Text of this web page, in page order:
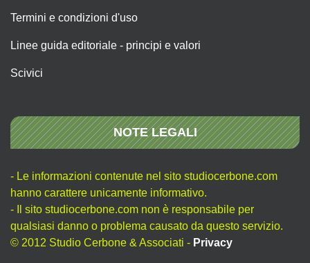
Termini e condizioni d'uso
Linee guida editoriale - principi e valori
Scivici
NOTE LEGALI
- Le informazioni contenute nel sito studiocerbone.com
hanno carattere unicamente informativo.
- Il sito studiocerbone.com non è responsabile per
qualsiasi danno o problema causato da questo servizio.
© 2012 Studio Cerbone & Associati - Privacy